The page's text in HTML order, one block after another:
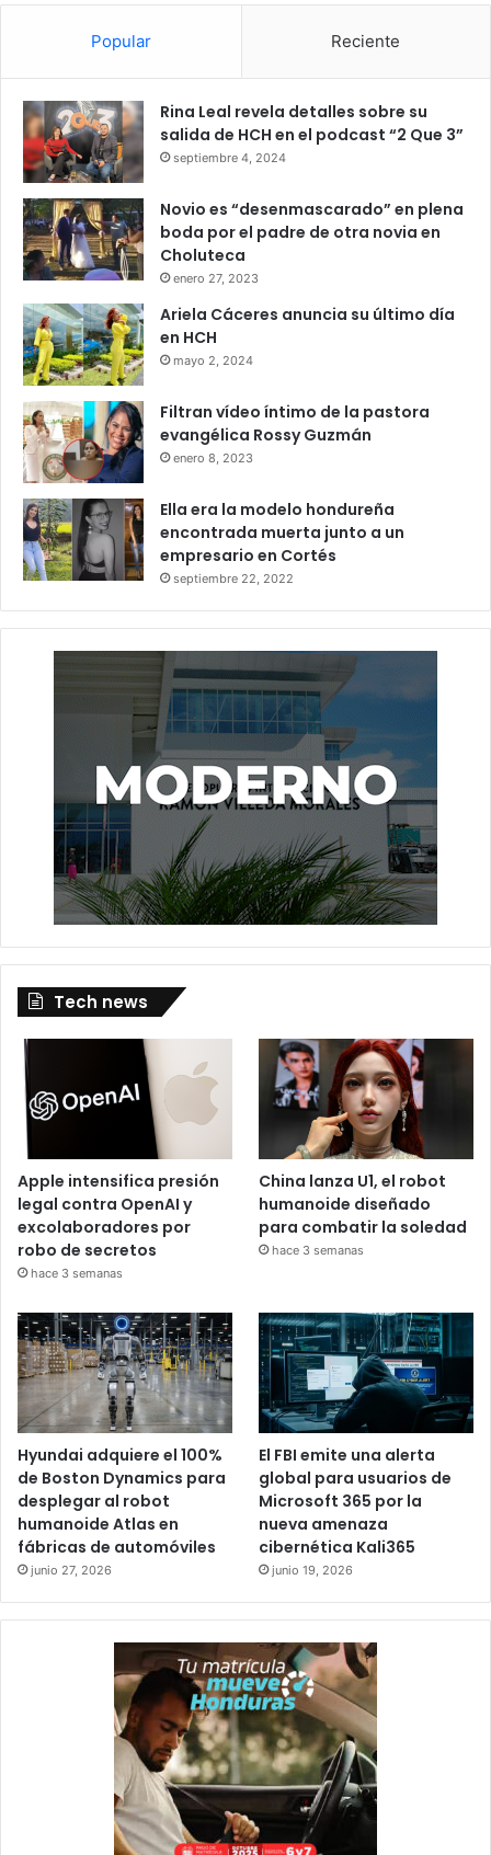
Popular Reciente
Rina Leal revela detalles sobre su
salida de HCH en el podcast “2 Que 3”
septiembre 4, 2024
Novio es “desenmascarado” en plena
boda por el padre de otra novia en
Choluteca
enero 27, 2023
Ariela Cáceres anuncia su último día
en HCH
mayo 2, 2024
Filtran vídeo íntimo de la pastora
evangélica Rossy Guzmán
enero 8, 2023
Ella era la modelo hondureña
encontrada muerta junto a un
empresario en Cortés
septiembre 22, 2022
Tech news
Apple intensifica presión
legal contra OpenAI y
excolaboradores por
robo de secretos
hace 3 semanas
China lanza U1, el robot
humanoide diseñado
para combatir la soledad
hace 3 semanas
Hyundai adquiere el 100%
de Boston Dynamics para
desplegar al robot
humanoide Atlas en
fábricas de automóviles
junio 27, 2026
El FBI emite una alerta
global para usuarios de
Microsoft 365 por la
nueva amenaza
cibernética Kali365
junio 19, 2026